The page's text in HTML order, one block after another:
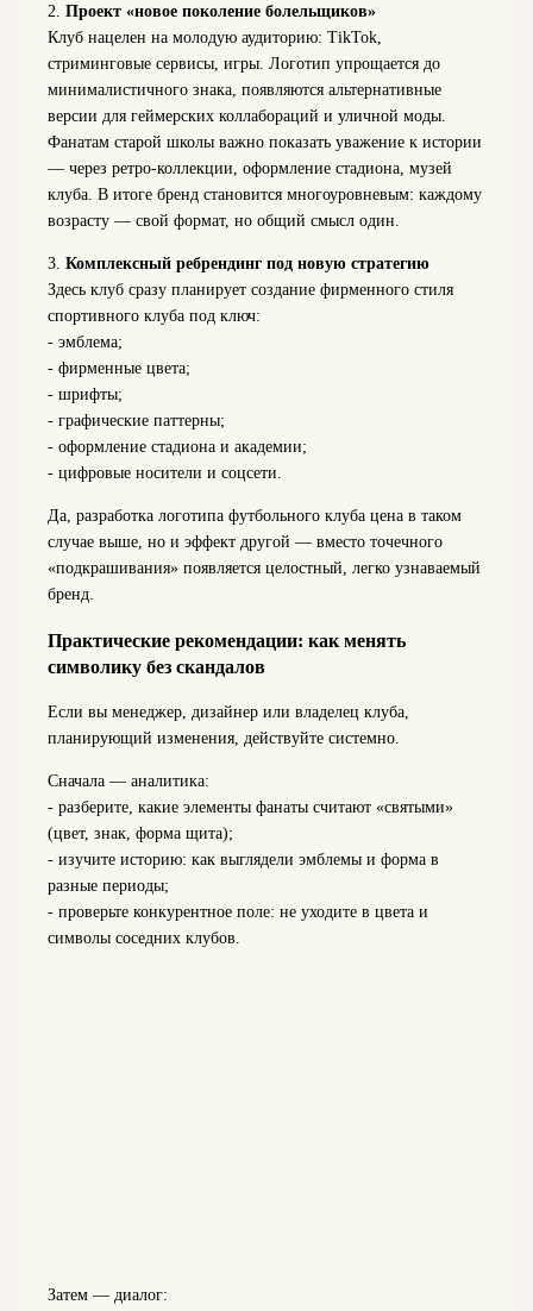
2. Проект «новое поколение болельщиков»
Клуб нацелен на молодую аудиторию: TikTok,
стриминговые сервисы, игры. Логотип упрощается до
минималистичного знака, появляются альтернативные
версии для геймерских коллабораций и уличной моды.
Фанатам старой школы важно показать уважение к истории
— через ретро-коллекции, оформление стадиона, музей
клуба. В итоге бренд становится многоуровневым: каждому
возрасту — свой формат, но общий смысл один.
3. Комплексный ребрендинг под новую стратегию
Здесь клуб сразу планирует создание фирменного стиля
спортивного клуба под ключ:
- эмблема;
- фирменные цвета;
- шрифты;
- графические паттерны;
- оформление стадиона и академии;
- цифровые носители и соцсети.
Да, разработка логотипа футбольного клуба цена в таком
случае выше, но и эффект другой — вместо точечного
«подкрашивания» появляется целостный, легко узнаваемый
бренд.
Практические рекомендации: как менять
символику без скандалов
Если вы менеджер, дизайнер или владелец клуба,
планирующий изменения, действуйте системно.
Сначала — аналитика:
- разберите, какие элементы фанаты считают «святыми»
(цвет, знак, форма щита);
- изучите историю: как выглядели эмблемы и форма в
разные периоды;
- проверьте конкурентное поле: не уходите в цвета и
символы соседних клубов.
Затем — диалог: